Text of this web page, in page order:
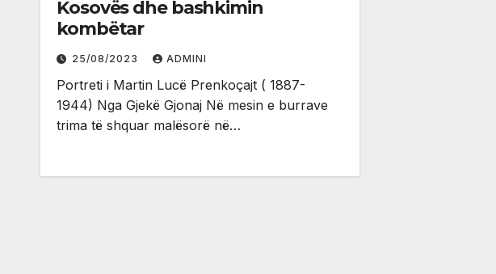
Kosovës dhe bashkimin
kombëtar
25/08/2023 ADMINI
Portreti i Martin Lucë Prenkoçajt ( 1887-
1944) Nga Gjekë Gjonaj Në mesin e burrave
trima të shquar malësorë në…